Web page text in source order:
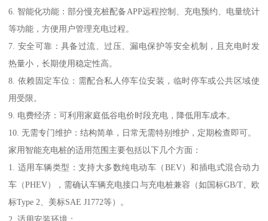
6. 智能化功能：部分慢充桩配备APP远程控制、充电预约、电量统计
等功能，方便用户管理充电过程。
7. 安全可靠：具备过流、过压、漏电保护等安全机制，且充电时发
热量小，长期使用稳定性高。
8. 依赖固定车位：需配合私人停车位安装，临时停车或公共区域使
用受限。
9. 电费经济：可利用家庭低谷电价时段充电，降低用车成本。
10. 无需专门维护：结构简单，日常无需特别维护，定期检查即可。
家用智能充电桩的适用范围主要包括以下几个方面：
1. 适用车辆类型：支持大多数纯电动车（BEV）和插电式混合动力
车（PHEV），需确认车辆充电接口与充电桩兼容（如国标GB/T、欧
标Type 2、美标SAE J1772等）。